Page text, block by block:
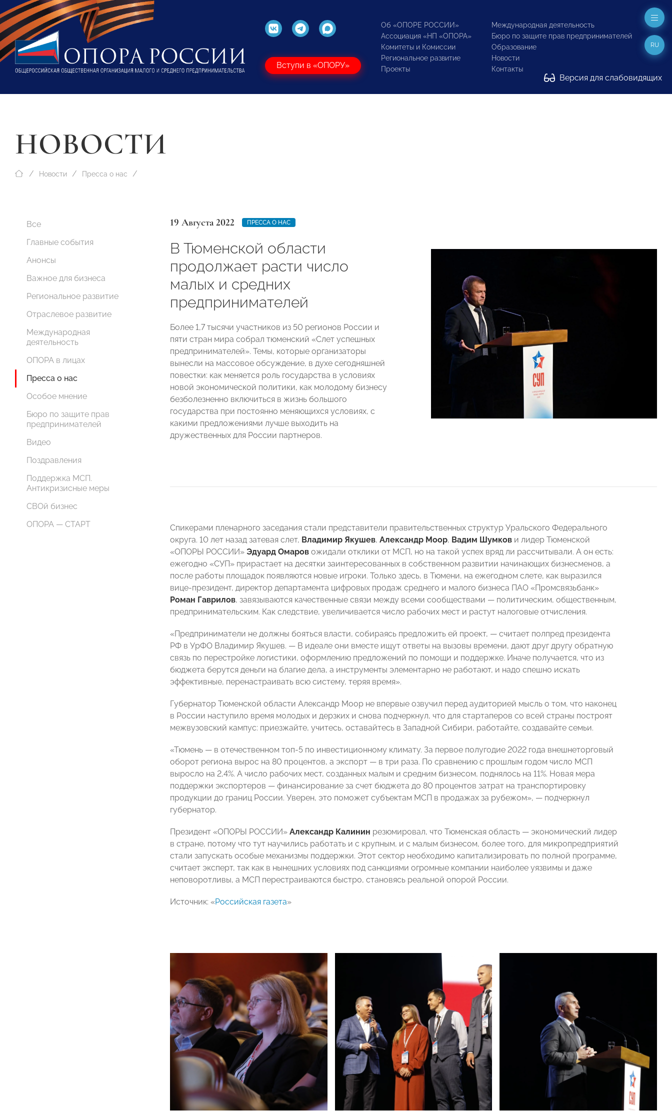
Вступи в «ОПОРУ»
Об «ОПОРЕ РОССИИ»
Ассоциация «НП «ОПОРА»
Комитеты и Комиссии
Региональное развитие
Проекты
Международная деятельность
Бюро по защите прав предпринимателей
Образование
Новости
Контакты
Версия для слабовидящих
RU
НОВОСТИ
Новости Пресса о нас
Все
Главные события
Анонсы
Важное для бизнеса
Региональное развитие
Отраслевое развитие
Международная
деятельность
ОПОРА в лицах
Пресса о нас
Особое мнение
Бюро по защите прав
предпринимателей
Видео
Поздравления
Поддержка МСП.
Антикризисные меры
СВОй бизнес
ОПОРА — СТАРТ
19 Августа 2022 ПРЕССА О НАС
В Тюменской области
продолжает расти число
малых и средних
предпринимателей
Более 1,7 тысячи участников из 50 регионов России и
пяти стран мира собрал тюменский «Слет успешных
предпринимателей». Темы, которые организаторы
вынесли на массовое обсуждение, в духе сегодняшней
повестки: как меняется роль государства в условиях
новой экономической политики, как молодому бизнесу
безболезненно включиться в жизнь большого
государства при постоянно меняющихся условиях, с
какими предложениями лучше выходить на
дружественных для России партнеров.
Спикерами пленарного заседания стали представители правительственных структур Уральского Федерального
округа. 10 лет назад затевая слет, Владимир Якушев, Александр Моор, Вадим Шумков и лидер Тюменской
«ОПОРЫ РОССИИ» Эдуард Омаров ожидали отклики от МСП, но на такой успех вряд ли рассчитывали. А он есть:
ежегодно «СУП» прирастает на десятки заинтересованных в собственном развитии начинающих бизнесменов, а
после работы площадок появляются новые игроки. Только здесь, в Тюмени, на ежегодном слете, как выразился
вице-президент, директор департамента цифровых продаж среднего и малого бизнеса ПАО «Промсвязьбанк»
Роман Гаврилов, завязываются качественные связи между всеми сообществами — политическим, общественным,
предпринимательским. Как следствие, увеличивается число рабочих мест и растут налоговые отчисления.
«Предприниматели не должны бояться власти, собираясь предложить ей проект, — считает полпред президента
РФ в УрФО Владимир Якушев. — В идеале они вместе ищут ответы на вызовы времени, дают друг другу обратную
связь по перестройке логистики, оформлению предложений по помощи и поддержке. Иначе получается, что из
бюджета берутся деньги на благие дела, а инструменты элементарно не работают, и надо спешно искать
эффективные, перенастраивать всю систему, теряя время».
Губернатор Тюменской области Александр Моор не впервые озвучил перед аудиторией мысль о том, что наконец
в России наступило время молодых и дерзких и снова подчеркнул, что для стартаперов со всей страны построят
межвузовский кампус: приезжайте, учитесь, оставайтесь в Западной Сибири, работайте, создавайте семьи.
«Тюмень — в отечественном топ-5 по инвестиционному климату. За первое полугодие 2022 года внешнеторговый
оборот региона вырос на 80 процентов, а экспорт — в три раза. По сравнению с прошлым годом число МСП
выросло на 2,4%. А число рабочих мест, созданных малым и средним бизнесом, поднялось на 11%. Новая мера
поддержки экспортеров — финансирование за счет бюджета до 80 процентов затрат на транспортировку
продукции до границ России. Уверен, это поможет субъектам МСП в продажах за рубежом», — подчеркнул
губернатор.
Президент «ОПОРЫ РОССИИ» Александр Калинин резюмировал, что Тюменская область — экономический лидер
в стране, потому что тут научились работать и с крупным, и с малым бизнесом, более того, для микропредприятий
стали запускать особые механизмы поддержки. Этот сектор необходимо капитализировать по полной программе,
считает эксперт, так как в нынешних условиях под санкциями огромные компании наиболее уязвимы и даже
неповоротливы, а МСП перестраиваются быстро, становясь реальной опорой России.
Источник: «Российская газета»